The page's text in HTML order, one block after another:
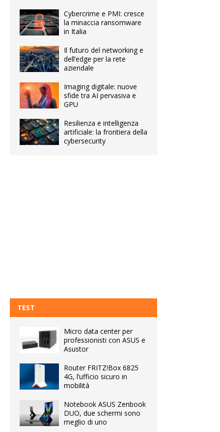
Cybercrime e PMI: cresce
la minaccia ransomware
in Italia
Il futuro del networking e
dell’edge per la rete
aziendale
Imaging digitale: nuove
sfide tra AI pervasiva e
GPU
Resilienza e intelligenza
artificiale: la frontiera della
cybersecurity
TEST
Micro data center per
professionisti con ASUS e
Asustor
Router FRITZ!Box 6825
4G, l’ufficio sicuro in
mobilità
Notebook ASUS Zenbook
DUO, due schermi sono
meglio di uno